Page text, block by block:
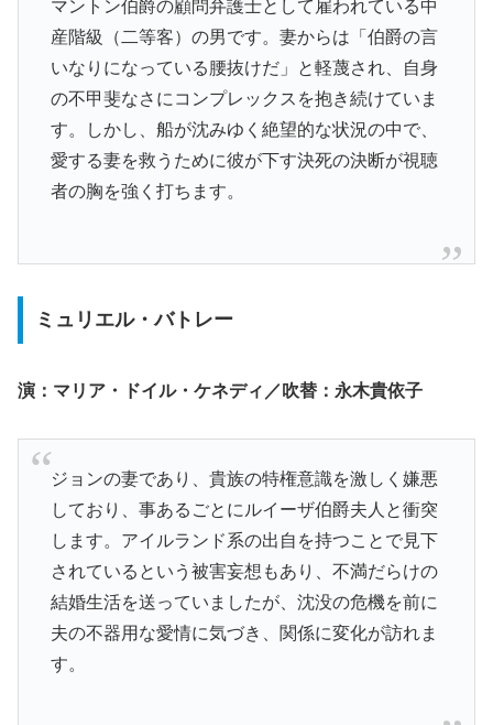
マントン伯爵の顧問弁護士として雇われている中
産階級（二等客）の男です。妻からは「伯爵の言
いなりになっている腰抜けだ」と軽蔑され、自身
の不甲斐なさにコンプレックスを抱き続けていま
す。しかし、船が沈みゆく絶望的な状況の中で、
愛する妻を救うために彼が下す決死の決断が視聴
者の胸を強く打ちます。
ミュリエル・バトレー
演：マリア・ドイル・ケネディ／吹替：永木貴依子
ジョンの妻であり、貴族の特権意識を激しく嫌悪
しており、事あるごとにルイーザ伯爵夫人と衝突
します。アイルランド系の出自を持つことで見下
されているという被害妄想もあり、不満だらけの
結婚生活を送っていましたが、沈没の危機を前に
夫の不器用な愛情に気づき、関係に変化が訪れま
す。